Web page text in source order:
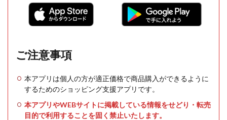
ご注意事項
本アプリは個人の方が適正価格で商品購入ができるように
するためのショッピング支援アプリです。
本アプリやWEBサイトに掲載している情報をせどり・転売
目的で利用することを固く禁止いたします。